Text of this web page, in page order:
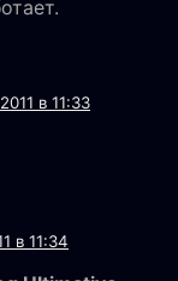
в 11:33
в 11:34